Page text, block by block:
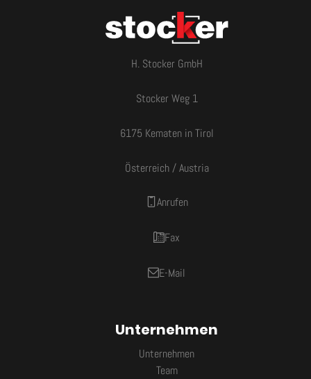
H. Stocker GmbH
Stocker Weg 1
6175 Kematen in Tirol
Österreich / Austria
Anrufen
Fax
E-Mail
Unternehmen
Unternehmen
Team